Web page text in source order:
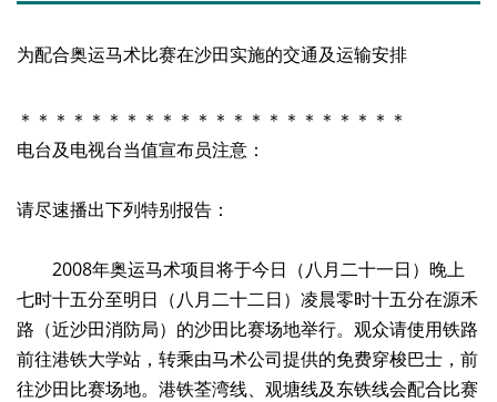
为配合奥运马术比赛在沙田实施的交通及运输安排
＊＊＊＊＊＊＊＊＊＊＊＊＊＊＊＊＊＊＊＊＊＊
电台及电视台当值宣布员注意：
请尽速播出下列特别报告：
2008年奥运马术项目将于今日（八月二十一日）晚上
七时十五分至明日（八月二十二日）凌晨零时十五分在源禾
路（近沙田消防局）的沙田比赛场地举行。观众请使用铁路
前往港铁大学站，转乘由马术公司提供的免费穿梭巴士，前
往沙田比赛场地。港铁荃湾线、观塘线及东铁线会配合比赛